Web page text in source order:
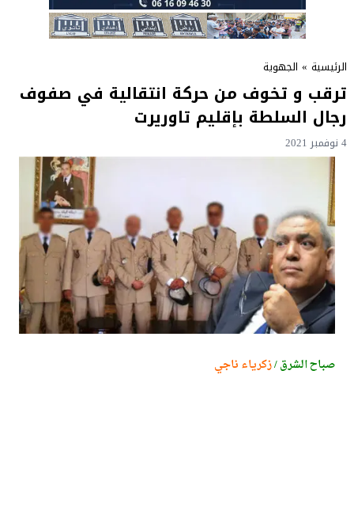
الرئيسية » الجهوية
ترقب و تخوف من حركة انتقالية في صفوف
رجال السلطة بإقليم تاوريرت
4 نوفمبر 2021
صباح الشرق /زكرياء ناجي